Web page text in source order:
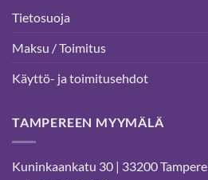
Tietosuoja
Maksu / Toimitus
Käyttö- ja toimitusehdot
TAMPEREEN MYYMÄLÄ
Kuninkaankatu 30 | 33200 Tampere